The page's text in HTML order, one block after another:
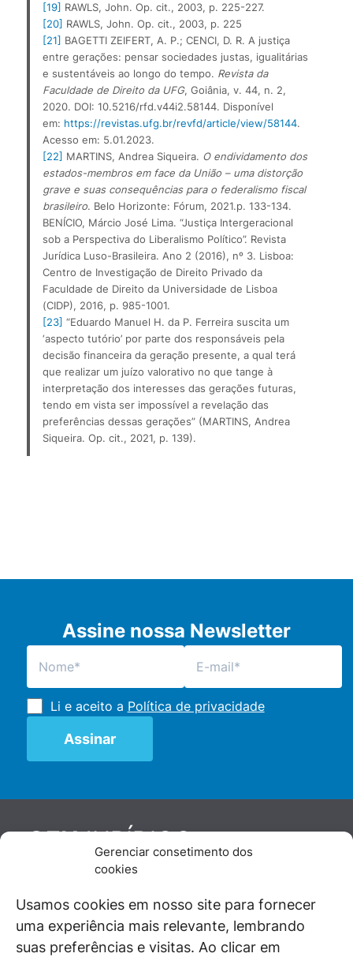
Gerenciar consetimento dos
cookies
Usamos cookies em nosso site para fornecer
uma experiência mais relevante, lembrando
suas preferências e visitas. Ao clicar em
[19] RAWLS, John. Op. cit., 2003, p. 225-227.
[20] RAWLS, John. Op. cit., 2003, p. 225
[21] BAGETTI ZEIFERT, A. P.; CENCI, D. R. A justiça
entre gerações: pensar sociedades justas, igualitárias
e sustentáveis ao longo do tempo. Revista da
Faculdade de Direito da UFG, Goiânia, v. 44, n. 2,
2020. DOI: 10.5216/rfd.v44i2.58144. Disponível
em: https://revistas.ufg.br/revfd/article/view/58144.
Acesso em: 5.01.2023.
[22] MARTINS, Andrea Siqueira. O endividamento dos
estados-membros em face da União – uma distorção
grave e suas consequências para o federalismo fiscal
brasileiro. Belo Horizonte: Fórum, 2021.p. 133-134.
BENÍCIO, Márcio José Lima. “Justiça Intergeracional
sob a Perspectiva do Liberalismo Político”. Revista
Jurídica Luso-Brasileira. Ano 2 (2016), nº 3. Lisboa:
Centro de Investigação de Direito Privado da
Faculdade de Direito da Universidade de Lisboa
(CIDP), 2016, p. 985-1001.
[23] “Eduardo Manuel H. da P. Ferreira suscita um
‘aspecto tutório’ por parte dos responsáveis pela
decisão financeira da geração presente, a qual terá
que realizar um juízo valorativo no que tange à
interpretação dos interesses das gerações futuras,
tendo em vista ser impossível a revelação das
preferências dessas gerações” (MARTINS, Andrea
Siqueira. Op. cit., 2021, p. 139).
Assine nossa Newsletter
Li e aceito a Política de privacidade
GENJURÍDICO
De maneira independente, os autores e
juristas e doutrinadores nacionais, se posicionam
diante de questões relevantes do cotidiano e
universo jurídico.